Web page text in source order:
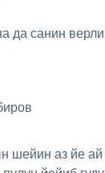
да санин
шейин аз йе ай